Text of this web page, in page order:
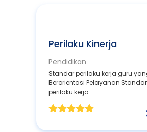
Perilaku Kinerja
Pendidikan
Standar perilaku kerja guru
Berorientasi Pelayanan Standar
perilaku kerja ...